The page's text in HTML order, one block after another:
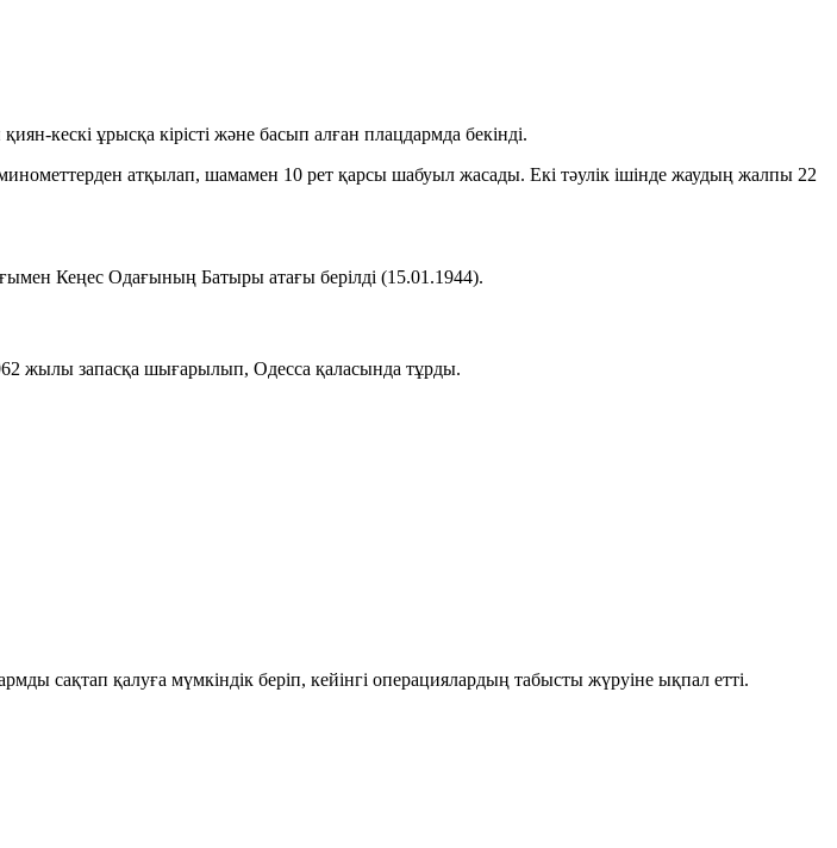
кескі ұрысқа кірісті және басып алған плацдармда бекінді.
атқылап, шамамен 10 рет қарсы шабуыл жасады. Екі тәулік ішінде жаудың жалпы 22
Кеңес Одағының Батыры атағы берілді (15.01.1944).
жылы запасқа шығарылып, Одесса қаласында тұрды.
сақтап қалуға мүмкіндік беріп, кейінгі операциялардың табысты жүруіне ықпал етті.